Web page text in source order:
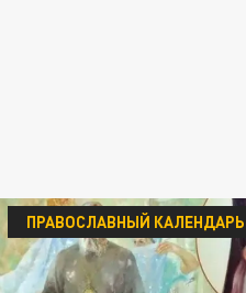
ПРАВОСЛАВНЫЙ КАЛЕНДАРЬ